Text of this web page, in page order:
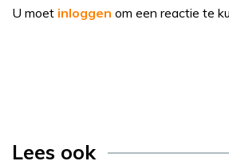
U moet inloggen om een reactie te
Lees ook